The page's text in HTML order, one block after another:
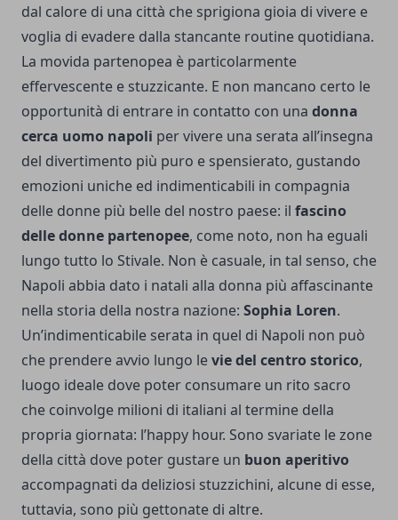
dal calore di una città che sprigiona gioia di vivere e
voglia di evadere dalla stancante routine quotidiana.
La movida partenopea è particolarmente
effervescente e stuzzicante. E non mancano certo le
opportunità di entrare in contatto con una donna
cerca uomo napoli per vivere una serata all’insegna
del divertimento più puro e spensierato, gustando
emozioni uniche ed indimenticabili in compagnia
delle donne più belle del nostro paese: il fascino
delle donne partenopee, come noto, non ha eguali
lungo tutto lo Stivale. Non è casuale, in tal senso, che
Napoli abbia dato i natali alla donna più affascinante
nella storia della nostra nazione: Sophia Loren.
Un’indimenticabile serata in quel di Napoli non può
che prendere avvio lungo levie del centro storico,
luogo ideale dove poter consumare un rito sacro
che coinvolge milioni di italiani al termine della
propria giornata: l’happy hour. Sono svariate le zone
della città dove poter gustare un buon aperitivo
accompagnati da deliziosi stuzzichini, alcune di esse,
tuttavia, sono più gettonate di altre.